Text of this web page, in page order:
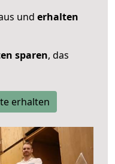
und erhalten
sparen, das
erhalten